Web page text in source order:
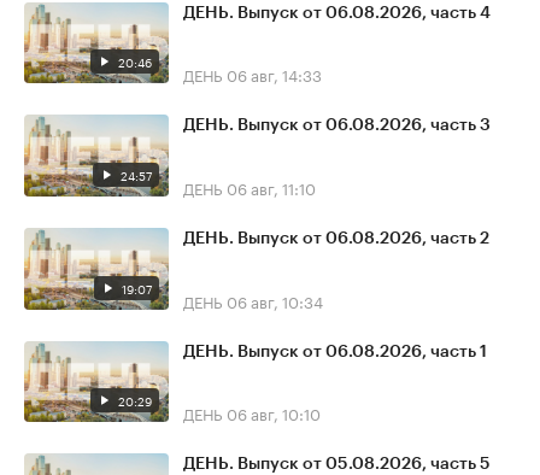
20:46
ДЕНЬ. Выпуск от 06.08.2026, часть 4
ДЕНЬ 06 авг, 14:33
24:57
ДЕНЬ. Выпуск от 06.08.2026, часть 3
ДЕНЬ 06 авг, 11:10
19:07
ДЕНЬ. Выпуск от 06.08.2026, часть 2
ДЕНЬ 06 авг, 10:34
20:29
ДЕНЬ. Выпуск от 06.08.2026, часть 1
ДЕНЬ 06 авг, 10:10
ДЕНЬ. Выпуск от 05.08.2026, часть 5